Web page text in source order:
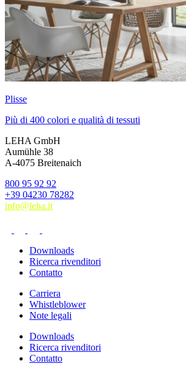
Plisse
Più di 400 colori e qualità di tessuti
LEHA GmbH
Aumühle 38
A-4075 Breitenaich
800 95 92 92
+39 04230 78282
info@leha.it
Downloads
Ricerca rivenditori
Contatto
Carriera
Whistleblower
Note legali
Downloads
Ricerca rivenditori
Contatto